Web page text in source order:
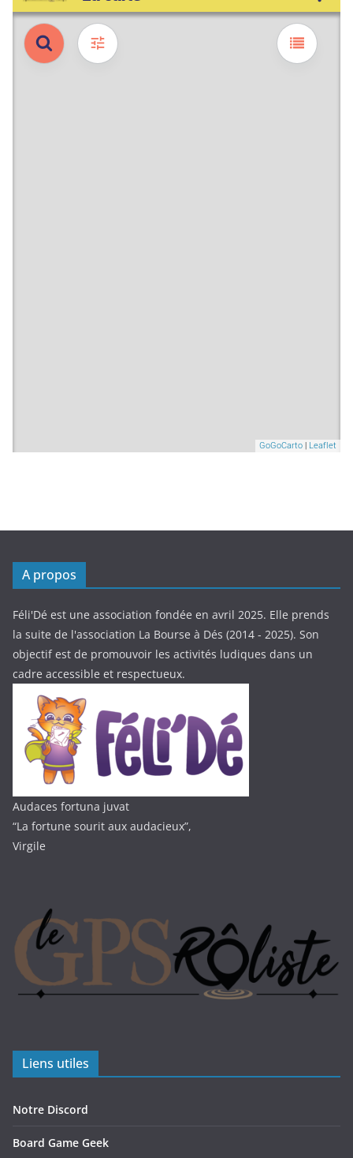
A propos
Féli'Dé est une association fondée en avril 2025. Elle prends
la suite de l'association La Bourse à Dés (2014 - 2025). Son
objectif est de promouvoir les activités ludiques dans un
cadre accessible et respectueux.
Audaces fortuna juvat
“La fortune sourit aux audacieux”,
Virgile
Liens utiles
Notre Discord
Board Game Geek